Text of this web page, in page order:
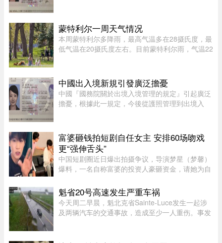
性很大，是一张隐性的网， ...
蒙特利尔一周天气情况
本周蒙特利尔多降雨，最高气温多在28摄氏度，最
低气温在20摄氏度左右。目前蒙特利尔雨，气温22
尔空气质量优，紫外线指数 ...
中國出入境新規引發廣泛擔憂
中國『國務院關於出境入境管理的規定』引起廣泛
擔憂，根據此一規定，今後從護照管理到出境入
富婆砸钱拍短剧自任女主 安排60场吻戏
更“强伸舌头”
中国短剧圈近日爆出拍摄争议，导演梦星（梦馨）
爆料，一名自称富婆的投资人豪砸资金，请她为自
主角，并亲选男主角演员，还要求剧中安排60多场
吻戏。男主角演员钟宇飞近 ...
魁省20号高速发生严重车祸
今天周二早晨，魁北克省Sainte-Luce发生一起涉
及两辆汽车的交通事故，造成至少一人重伤。事发